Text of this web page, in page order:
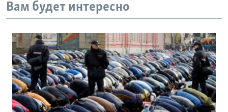
Вам будет интересно